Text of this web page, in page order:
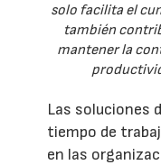
solo facilita el
también
mantener la
Las soluciones
tiempo de
en las